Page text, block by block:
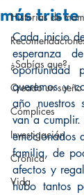
Historias de
¿Sabías que?
Creado un sueño
Cómplices
Investigación
Crónica
Vida
más triste
Cada inicio
esperanza
oportunidad
queremos y
año nuestros
van a cumplir.
emocionados
familia, de
afectos y
hubo tantos